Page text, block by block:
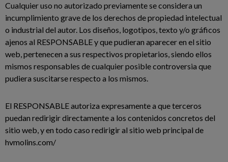
Cualquier uso no autorizado previamente se considera un
incumplimiento grave de los derechos de propiedad intelectual
o industrial del autor. Los diseños, logotipos, texto y/o gráficos
ajenos al RESPONSABLE y que pudieran aparecer en el sitio
web, pertenecen a sus respectivos propietarios, siendo ellos
mismos responsables de cualquier posible controversia que
pudiera suscitarse respecto a los mismos.
El RESPONSABLE autoriza expresamente a que terceros
puedan redirigir directamente a los contenidos concretos del
sitio web, y en todo caso redirigir al sitio web principal de
hvmolins.com/